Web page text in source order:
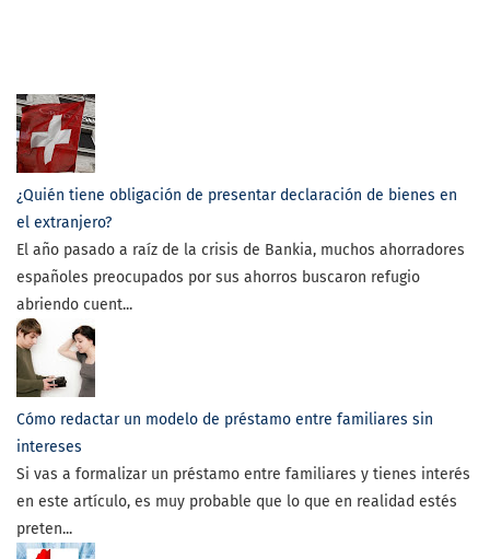
¿Quién tiene obligación de presentar declaración de bienes en
el extranjero?
El año pasado a raíz de la crisis de Bankia, muchos ahorradores
españoles preocupados por sus ahorros buscaron refugio
abriendo cuent...
Cómo redactar un modelo de préstamo entre familiares sin
intereses
Si vas a formalizar un préstamo entre familiares y tienes interés
en este artículo, es muy probable que lo que en realidad estés
preten...